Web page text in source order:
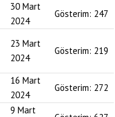
30 Mart
2024
Gösterim: 247
23 Mart
2024
Gösterim: 219
16 Mart
2024
Gösterim: 272
9 Mart